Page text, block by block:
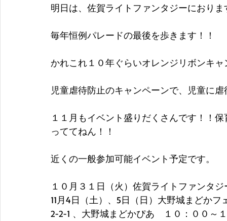
明日は、佐賀ライトファンタジーにおりま
毎年恒例パレードの最後を歩きます！！
かれこれ１０年ぐらいオレンジリボンキ
児童虐待防止のキャンペーンで、児童に
１１月もイベント盛りだくさんです！！
っててねん！！
近くの一般参加可能イベント予定です。
１０月３１日（火）佐賀ライトファンタ
11月4日（土）、5日（日）大野城まどか
2-2-1 、大野城まどかぴあ　１０：００～